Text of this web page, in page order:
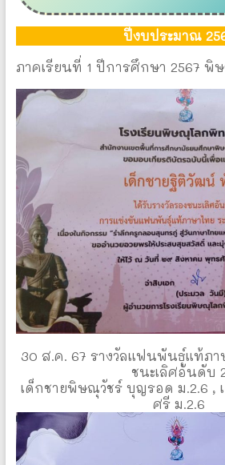
ปีงบประมาณ
ภาคเรียนที่ 1 ปีการศึกษา 2567
30 ส.ค. 67 รางวัลแฟนพันธุ์แท้ภา
ชนะเลิศอันดับ
เด็กชายพิษณุวัชร์ บุญรอด ม.2.6 ,
ศรี ม.2.6